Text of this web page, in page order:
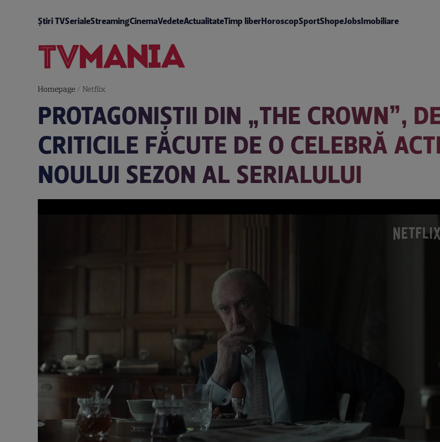
Știri TVSerialeStreamingCinemaVedeteActualitateTimp liberHoroscopSportShopeJobsImobiliare
Homepage/ Netflix
PROTAGONIȘTII DIN „THE CROWN”,
CRITICILE FĂCUTE DE O CELEBRĂ
NOULUI SEZON AL SERIALULUI